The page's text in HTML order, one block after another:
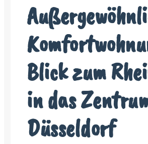
Blick zum
in das
Düsseldorf